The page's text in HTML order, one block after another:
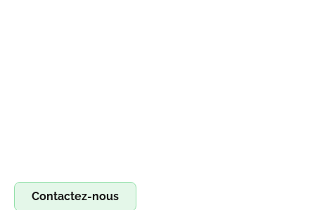
Contactez-nous